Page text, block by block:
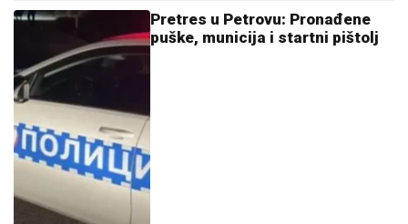
Pretres u Petrovu: Pronađene
puške, municija i startni pištolj